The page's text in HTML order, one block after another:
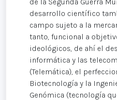
desarrollo científico
campo sujeto a la
tanto, funcional a
ideológicos, de ahí el
informática y las
(Telemática), el
Biotecnología y la
Genómica (tecnología